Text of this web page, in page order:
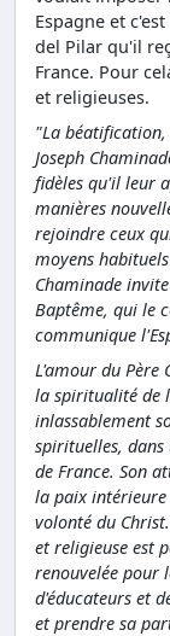
Espagne et
del Pilar qu'il
France. Pour
et religieuses.
"La
Joseph
fidèles qu'il leur
manières
rejoindre ceux
moyens
Chaminade
Baptême, qui le
communique
L'amour du Père
la spiritualité de
inlassablement
spirituelles,
de France. Son
la paix
volonté du
et religieuse est
renouvelée pour
d'éducateurs et
et prendre sa